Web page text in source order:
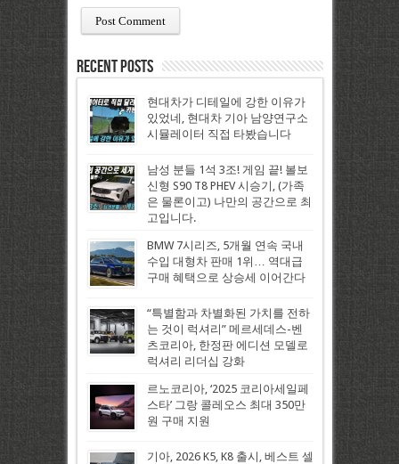
Recent Posts
현대차가 디테일에 강한 이유가
있었네, 현대차 기아 남양연구소
시뮬레이터 직접 타봤습니다
남성 분들 1석 3조! 게임 끝! 볼보
신형 S90 T8 PHEV 시승기, (가족
은 물론이고) 나만의 공간으로 최
고입니다.
BMW 7시리즈, 5개월 연속 국내
수입 대형차 판매 1위… 역대급
구매 혜택으로 상승세 이어간다
“특별함과 차별화된 가치를 전하
는 것이 럭셔리” 메르세데스-벤
츠코리아, 한정판 에디션 모델로
럭셔리 리더십 강화
르노코리아, ‘2025 코리아세일페
스타’ 그랑 콜레오스 최대 350만
원 구매 지원
기아, 2026 K5, K8 출시, 베스트 셀